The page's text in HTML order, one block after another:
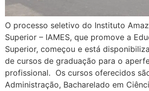
O processo seletivo do Instituto
Superior – IAMES, que promove a
Superior, começou e está
de cursos de graduação para o
profissional. Os cursos oferecidos
Administração, Bacharelado em